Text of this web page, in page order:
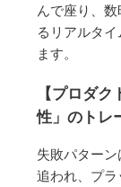
んで座り、
るリアルタ
ます。
【プロダ
性」のトレ
失敗パター
追われ、プ